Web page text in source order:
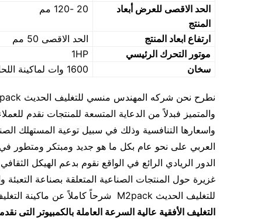
الحد الاقصى للعرض أبعاد
المنتج
20 -120 مم
ارتفاع ابعاد المنتج
الحد الاقصى 50 مم
موتور التحرك الرئيسي
1HP
سخان
1600 وات لماكينة اللحام المركزية – 1200 وات لماكينة اللحام النهائية
والمتميز فبدلاً من الدعاية المتسعة للمنتجات نقدم
واسعارها التنافسية وذلك في سبيل توعية المستهلك
العربي على نحو عام بكل ما هو جديد ومبتكر ومتطور في
الدور الريادي الرائع في الواقع نقوم بدعم الهيكل
غزيرة حول المنتجات الصناعية المتعلقة بصناعة
للتغليف الحديث M2pack شرحاً كاملاً عن ماكينة التغليف الأفقية عالية السرعة العاملة بالكمبيوتر
التغليف الأفقية عالية السرعة العاملة بالكمبيوتر التى